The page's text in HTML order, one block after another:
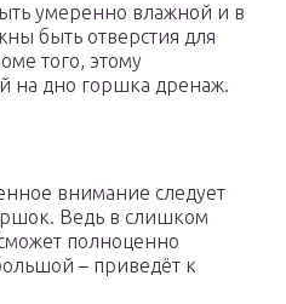
умеренно влажной и в
быть отверстия для
того, этому
на дно горшка дренаж.
внимание следует
Ведь в слишком
полноценно
– приведёт к